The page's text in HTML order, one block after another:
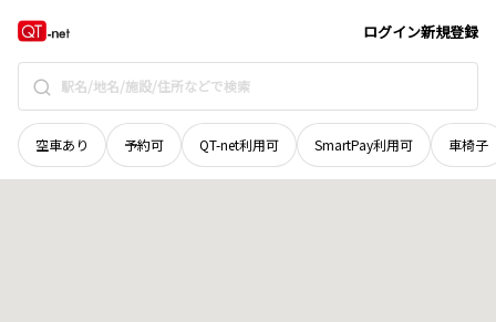
ログイン新規登録
空車あり 予約可 QT-net利用可 SmartPay利用可 車椅子
栃木県